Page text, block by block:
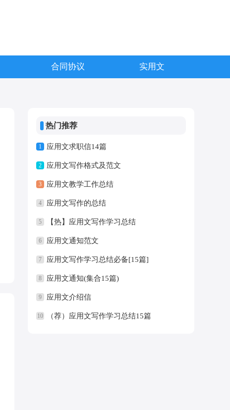
合同协议 实用文
热门推荐
1 应用文求职信14篇
2 应用文写作格式及范文
3 应用文教学工作总结
4 应用文写作的总结
5 【热】应用文写作学习总结
6 应用文通知范文
7 应用文写作学习总结必备[15篇]
8 应用文通知(集合15篇)
9 应用文介绍信
10 （荐）应用文写作学习总结15篇